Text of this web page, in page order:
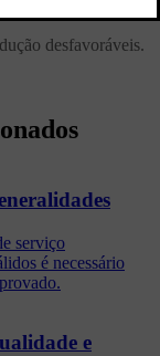
desfavoráveis.
serviço
é necessário
e